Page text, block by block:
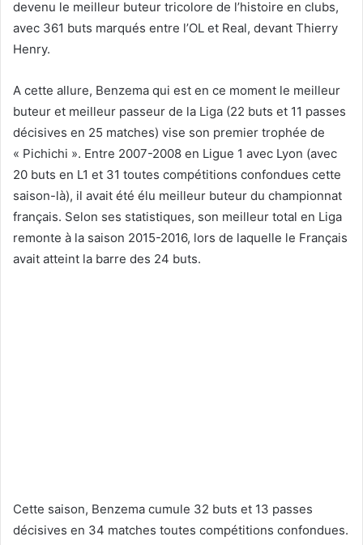
devenu le meilleur buteur tricolore de l’histoire en clubs,
avec 361 buts marqués entre l’OL et Real, devant Thierry
Henry.
A cette allure, Benzema qui est en ce moment le meilleur
buteur et meilleur passeur de la Liga (22 buts et 11 passes
décisives en 25 matches) vise son premier trophée de
« Pichichi ». Entre 2007-2008 en Ligue 1 avec Lyon (avec
20 buts en L1 et 31 toutes compétitions confondues cette
saison-là), il avait été élu meilleur buteur du championnat
français. Selon ses statistiques, son meilleur total en Liga
remonte à la saison 2015-2016, lors de laquelle le Français
avait atteint la barre des 24 buts.
Cette saison, Benzema cumule 32 buts et 13 passes
décisives en 34 matches toutes compétitions confondues.